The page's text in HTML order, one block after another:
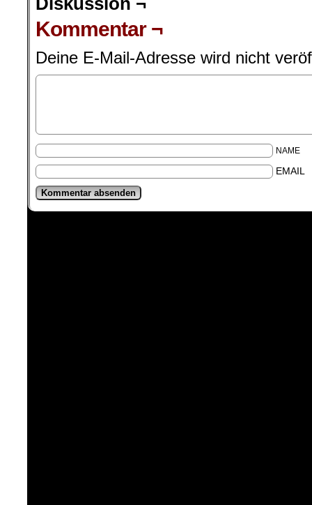
Kommentar ¬
Deine E-Mail-Adresse wird nicht
NAME
EMAIL